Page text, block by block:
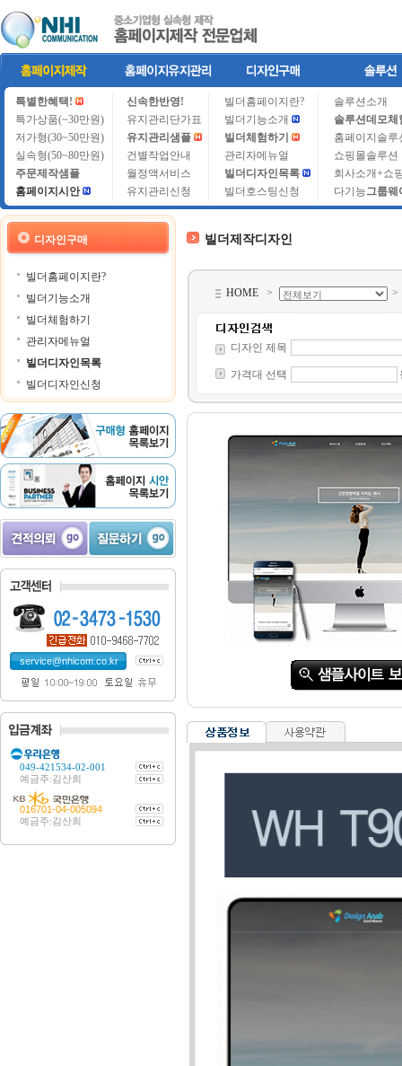
특별한혜택!
특가상품(~30만원)
저가형(30~50만원)
실속형(50~80만원)
주문제작샘플
홈페이지시안
신속한반영!
유지관리단가표
유지관리샘플
건별작업안내
월정액서비스
유지관리신청
빌더홈페이지란?
빌더기능소개
빌더체험하기
관리자메뉴얼
빌더디자인목록
빌더호스팅신청
솔루션소개
솔루션데모
홈페이지솔루
쇼핑몰솔루션
회사소개+쇼
다기능그룹
디자인구매
빌더홈페이지란?
빌더기능소개
빌더체험하기
관리자메뉴얼
빌더디자인목록
빌더디자인신청
service@nhicom.co.kr
049-421534-02-001
예금주:김산희
016701-04-005094
예금주:김산희
빌더제작디자인
HOME >
디자인 제목
가격대 선택